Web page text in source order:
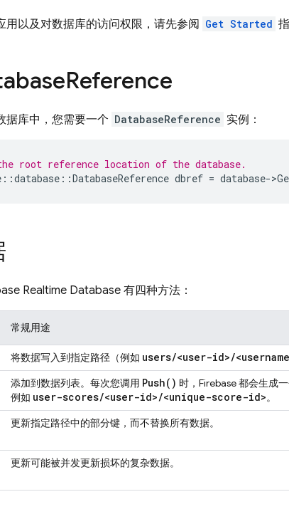
用以及对数据库的访问权限，请先参阅 Get Started
Reference
据库中，您需要一个 DatabaseReference 实例：
root reference location of the database.
::database ::DatabaseReference dbref = database->
Realtime Database 有四种方法：
常规用途
将数据写入到指定路径（例如 users/<user-id>/
添加到数据列表。每次您调用 Push( ) 时，Firebase 都会生成
例如 user-scores/<user-id>/<unique-score-id>。
更新指定路径中的部分键，而不替换所有数据。
更新可能被并发更新损坏的复杂数据。